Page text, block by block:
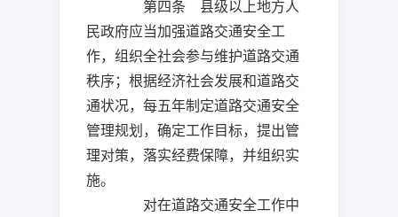
第四条 县级以上地方人
民政府应当加强道路交通安全工
作，组织全社会参与维护道路交通
秩序；根据经济社会发展和道路交
通状况，每五年制定道路交通安全
管理规划，确定工作目标，提出管
理对策，落实经费保障，并组织实
施。
对在道路交通安全工作中